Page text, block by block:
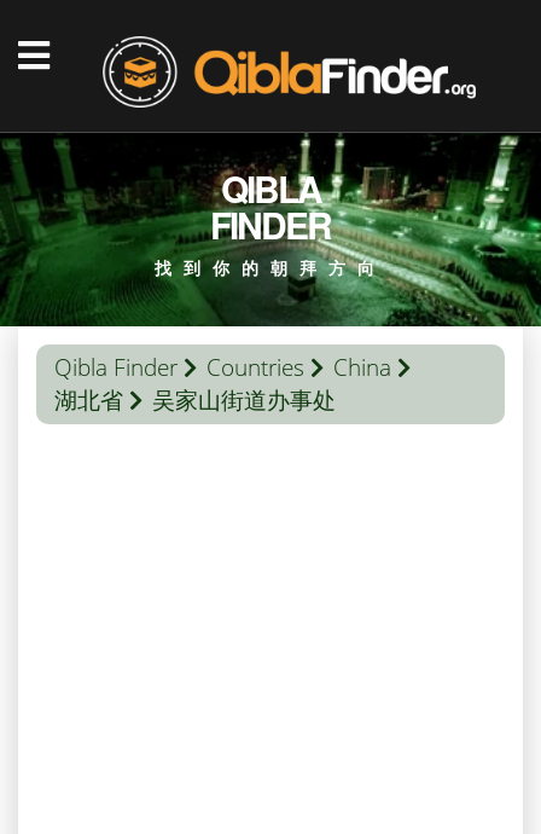
QIBLA
FINDER
找到你的朝拜方向
Qibla Finder Countries
China
湖北省
吴家山街道办事处